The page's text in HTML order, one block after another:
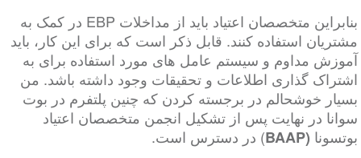
بنابراین متخصصان اعتیاد باید از مداخلات EBP در کمک به
مشتریان استفاده کنند. قابل ذکر است که برای این کار، باید
آموزش مداوم و سیستم عامل های مورد استفاده برای به
اشتراک گذاری اطلاعات و تحقیقات وجود داشته باشد. من
بسیار خوشحالم در برجسته کردن که چنین پلتفرم در بوت
سوانا در نهایت پس از تشکیل انجمن متخصصان اعتیاد
بوتسونا (BAAP
) در دسترس است.